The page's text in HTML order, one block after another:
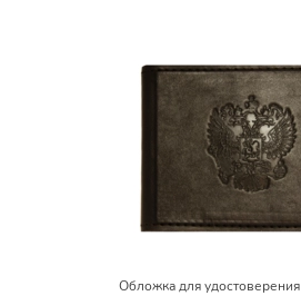
Обложка для удостоверения